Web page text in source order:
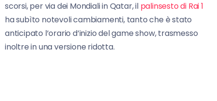
scorsi, per via dei Mondiali in Qatar, il palinsesto di Rai 1
ha subìto notevoli cambiamenti, tanto che è stato
anticipato l’orario d’inizio del game show, trasmesso
inoltre in una versione ridotta.